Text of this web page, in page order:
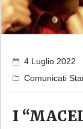
4 Luglio 2022
Comunicati
I